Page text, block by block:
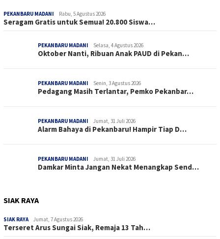
PEKANBARU MADANI Rabu, 5 Agustus 2026
Seragam Gratis untuk Semua! 20.800 Siswa…
PEKANBARU MADANI Selasa, 4 Agustus 2026
Oktober Nanti, Ribuan Anak PAUD di Pekan…
PEKANBARU MADANI Senin, 3 Agustus 2026
Pedagang Masih Terlantar, Pemko Pekanbar…
PEKANBARU MADANI Jumat, 31 Juli 2026
Alarm Bahaya di Pekanbaru! Hampir Tiap D…
PEKANBARU MADANI Jumat, 31 Juli 2026
Damkar Minta Jangan Nekat Menangkap Send…
SIAK RAYA
SIAK RAYA Jumat, 7 Agustus 2026
Terseret Arus Sungai Siak, Remaja 13 Tah…